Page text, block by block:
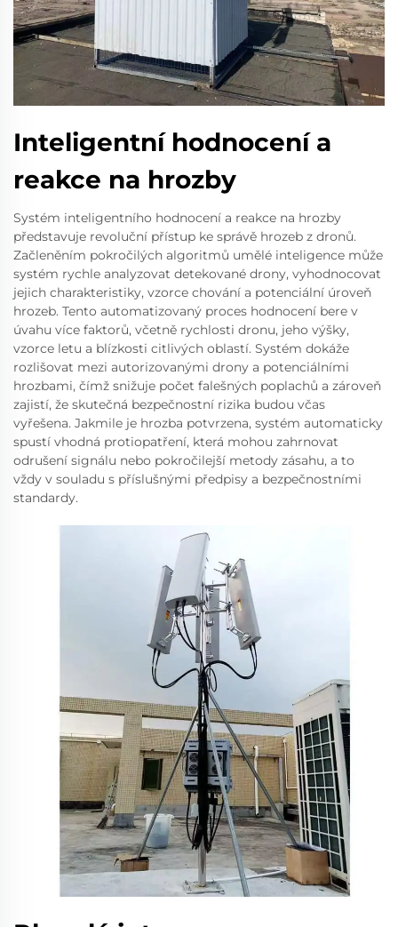
Inteligentní hodnocení a
reakce na hrozby
Systém inteligentního hodnocení a reakce na hrozby
představuje revoluční přístup ke správě hrozeb z dronů.
Začleněním pokročilých algoritmů umělé inteligence může
systém rychle analyzovat detekované drony, vyhodnocovat
jejich charakteristiky, vzorce chování a potenciální úroveň
hrozeb. Tento automatizovaný proces hodnocení bere v
úvahu více faktorů, včetně rychlosti dronu, jeho výšky,
vzorce letu a blízkosti citlivých oblastí. Systém dokáže
rozlišovat mezi autorizovanými drony a potenciálními
hrozbami, čímž snižuje počet falešných poplachů a zároveň
zajistí, že skutečná bezpečnostní rizika budou včas
vyřešena. Jakmile je hrozba potvrzena, systém automaticky
spustí vhodná protiopatření, která mohou zahrnovat
odrušení signálu nebo pokročilejší metody zásahu, a to
vždy v souladu s příslušnými předpisy a bezpečnostními
standardy.